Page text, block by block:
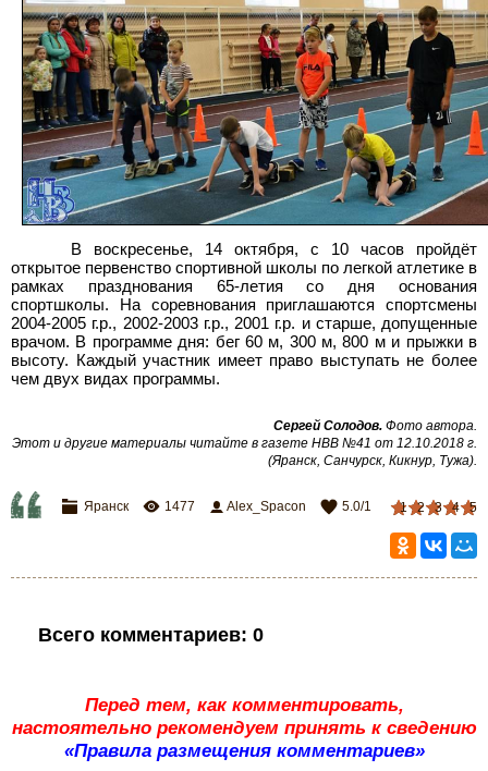
В воскресенье, 14 октября, с 10 часов пройдёт
открытое первенство спортивной школы по легкой атлетике в
рамках празднования 65-летия со дня основания
спортшколы. На соревнования приглашаются спортсмены
2004-2005 г.р., 2002-2003 г.р., 2001 г.р. и старше, допущенные
врачом. В программе дня: бег 60 м, 300 м, 800 м и прыжки в
высоту. Каждый участник имеет право выступать не более
чем двух видах программы.
Сергей Солодов. Фото автора.
Этот и другие материалы читайте в газете НВВ №41 от 12.10.2018 г.
(Яранск, Санчурск, Кикнур, Тужа).
1 2 3 4 5
Яранск 1477 Alex_Spacon 5.0/1
Всего комментариев: 0
Перед тем, как комментировать,
настоятельно рекомендуем принять к сведению
«Правила размещения комментариев»